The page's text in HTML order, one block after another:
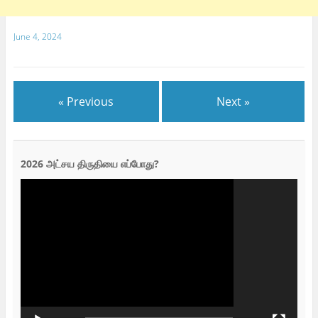
June 4, 2024
« Previous Next »
2026 அட்சய திருதியை எப்போது?